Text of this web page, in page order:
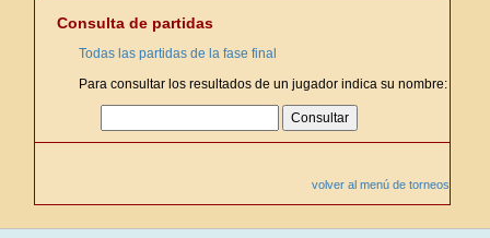
Consulta de partidas
Todas las partidas de la fase final
Para consultar los resultados de un jugador indica su nombre:
volver al menú de torneos